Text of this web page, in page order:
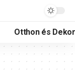
Otthon és